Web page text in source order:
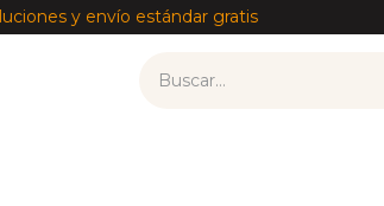
y envío estándar gratis